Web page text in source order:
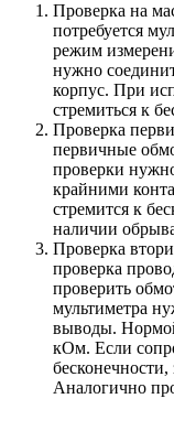
Проверка на
потребуется
режим
нужно
корпус. При
стремиться к
Проверка
первичные
проверки
крайними
стремится к
наличии
Проверка
проверка
проверить
мультиметра
выводы.
кОм. Если
Аналогично